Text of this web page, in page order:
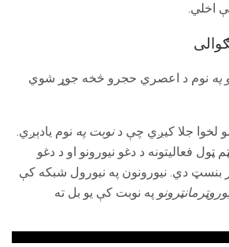
اخلي.
په نوم د اعصري حجرو څخه جوړ شوي
لخوا جلا کیږي چې دنوبت په نوم یادېږي.
فعالیتونه د دغو نیورونو او د دغو
پر بنسټ دي. نیورونون په نیورول شبکه کې
په نوبت کې یو بل ته